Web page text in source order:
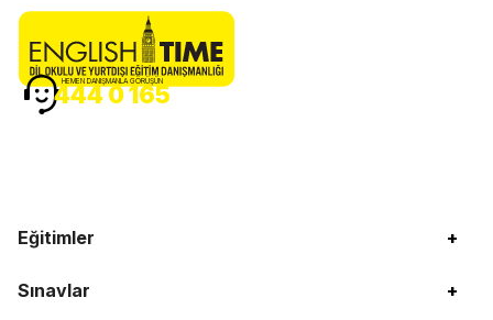
Eğitimler +
Sınavlar +
HEMEN DANIŞMANLA GÖRÜŞÜN
444 0 165